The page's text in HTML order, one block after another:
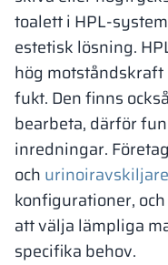
toalett i HPL-
estetisk lösning.
hög motståndskraft
fukt. Den finns
bearbeta, därför
inredningar.
och urinoiravskiljare
konfigurationer,
att välja lämpliga
specifika behov.